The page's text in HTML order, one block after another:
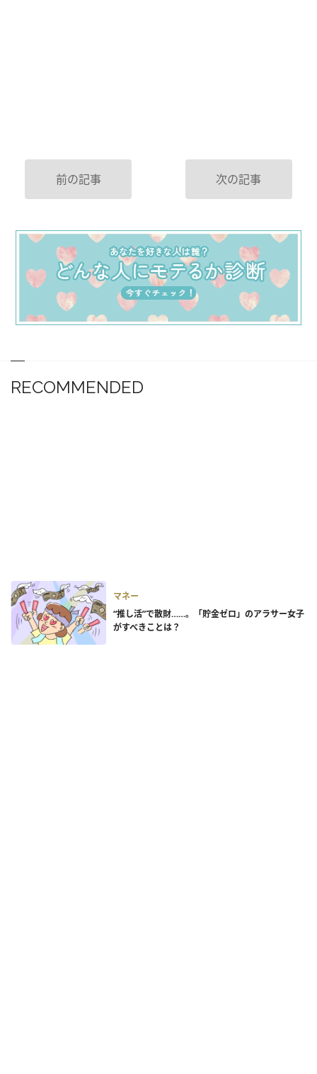
前の記事 次の記事
RECOMMENDED
マネー
“推し活”で散財……。「貯金ゼロ」のアラサー女子
がすべきことは？